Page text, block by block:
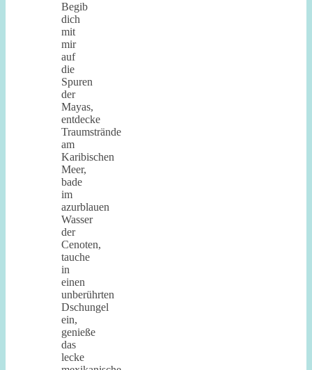
Begib
dich
mit
mir
auf
die
Spuren
der
Mayas,
entdecke
Traumstrände
am
Karibischen
Meer,
bade
im
azurblauen
Wasser
der
Cenoten,
tauche
in
einen
unberührten
Dschungel
ein,
genieße
das
lecke